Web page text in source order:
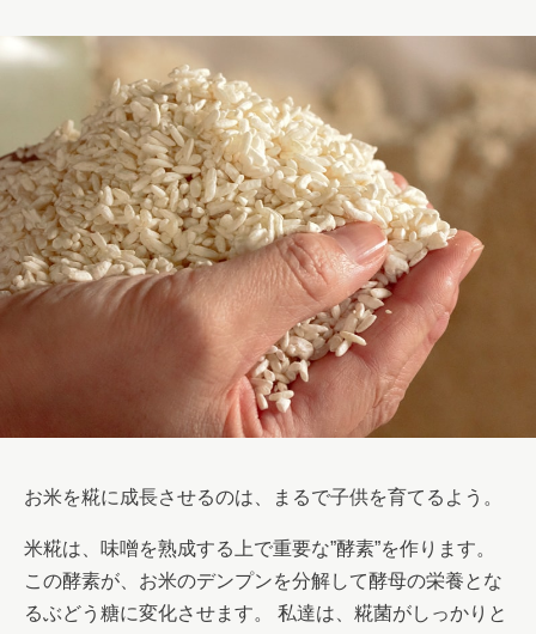
お米を糀に成長させるのは、まるで子供を育てるよう。
米糀は、味噌を熟成する上で重要な”酵素”を作ります。
この酵素が、お米のデンプンを分解して酵母の栄養とな
るぶどう糖に変化させます。 私達は、糀菌がしっかりと